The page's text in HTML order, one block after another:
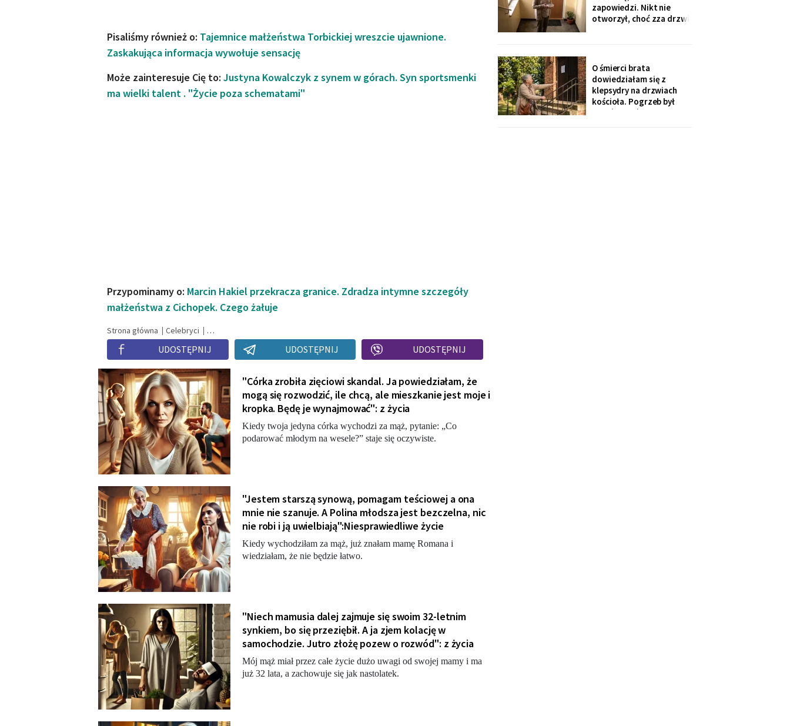
Pisaliśmy również o: Tajemnice małżeństwa Torbickiej wreszcie ujawnione.
Zaskakująca informacja wywołuje sensację
Może zainteresuje Cię to: Justyna Kowalczyk z synem w górach. Syn sportsmenki
ma wielki talent . "Życie poza schematami"
Przypominamy o: Marcin Hakiel przekracza granice. Zdradza intymne szczegóły
małżeństwa z Cichopek. Czego żałuje
Strona główna Celebryci
UDOSTĘPNIJ UDOSTĘPNIJ UDOSTĘPNIJ
"Córka zrobiła zięciowi skandal. Ja powiedziałam, że
mogą się rozwodzić, ile chcą, ale mieszkanie jest moje i
kropka. Będę je wynajmować": z życia
Kiedy twoja jedyna córka wychodzi za mąż, pytanie: „Co
podarować młodym na wesele?” staje się oczywiste.
"Jestem starszą synową, pomagam teściowej a ona
mnie nie szanuje. A Polina młodsza jest bezczelna, nic
nie robi i ją uwielbiają":Niesprawiedliwe życie
Kiedy wychodziłam za mąż, już znałam mamę Romana i
wiedziałam, że nie będzie łatwo.
"Niech mamusia dalej zajmuje się swoim 32-letnim
synkiem, bo się przeziębił. A ja zjem kolację w
samochodzie. Jutro złożę pozew o rozwód": z życia
Mój mąż miał przez całe życie dużo uwagi od swojej mamy i ma
już 32 lata, a zachowuje się jak nastolatek.
najwięcej miejsca". Córka
dodała, żebym „nie robiła
afery, przecież mam
zapowiedzi. Nikt nie
otworzył, choć zza drzwi
telefon: „Ten nowy
dzwonek pokazuje na
komórce, kto stoi. Mama
wtedy mówi: cicho,
poczekamy, aż babcia
O śmierci brata
dowiedziałam się z
klepsydry na drzwiach
kościoła. Pogrzeb był
dzień wcześniej, nikt z